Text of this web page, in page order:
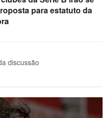
para estatuto da
discussão